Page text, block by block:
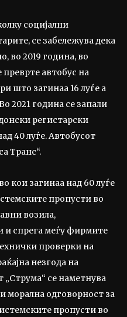
социјални
се забележува дека
во 2019 година, во
преврте автобус на
што загинаа 16 луѓе а
2021 година се запали
регистарски
40 луѓе. Автобусот
Транс“.
кои загинаа над 60 луѓе
пропусти во
возила,
и спрега меѓу фирмите
проверки на
незгода на
„Струма“ се наметнува
морална одговорност за
пропусти во